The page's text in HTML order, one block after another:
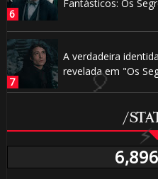
Fantásticos: Os
A verdadeira
revelada em "Os
/